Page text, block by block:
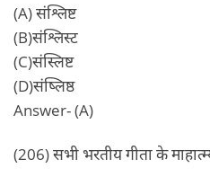
(A) संश्लिष्ट
(B)संश्लिस्ट
(C)संस्लिष्ट
(D)संष्लिष्ठ
Answer- (A)
(206) सभी भरतीय गीता के